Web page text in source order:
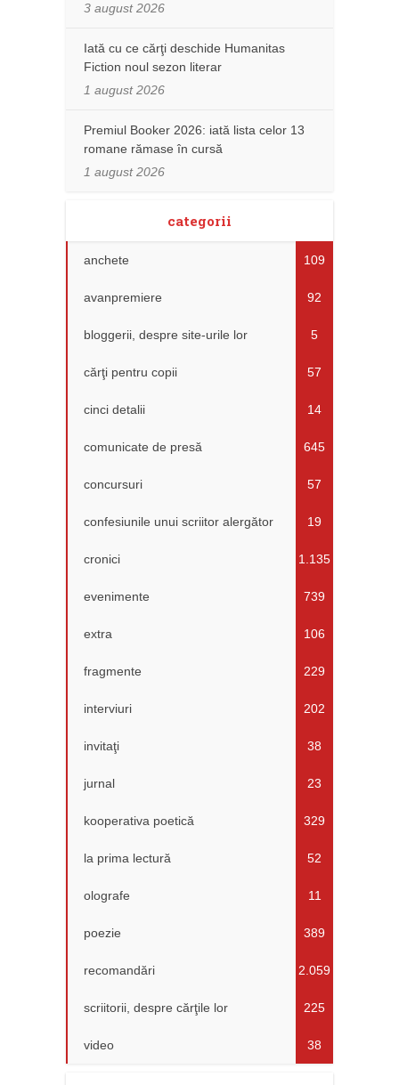
3 august 2026
Iată cu ce cărţi deschide Humanitas
Fiction noul sezon literar
1 august 2026
Premiul Booker 2026: iată lista celor 13
romane rămase în cursă
1 august 2026
categorii
anchete 109
avanpremiere 92
bloggerii, despre site-urile lor 5
cărţi pentru copii 57
cinci detalii 14
comunicate de presă 645
concursuri 57
confesiunile unui scriitor alergător 19
cronici 1.135
evenimente 739
extra 106
fragmente 229
interviuri 202
invitaţi 38
jurnal 23
kooperativa poetică 329
la prima lectură 52
olografe 11
poezie 389
recomandări 2.059
scriitorii, despre cărţile lor 225
video 38